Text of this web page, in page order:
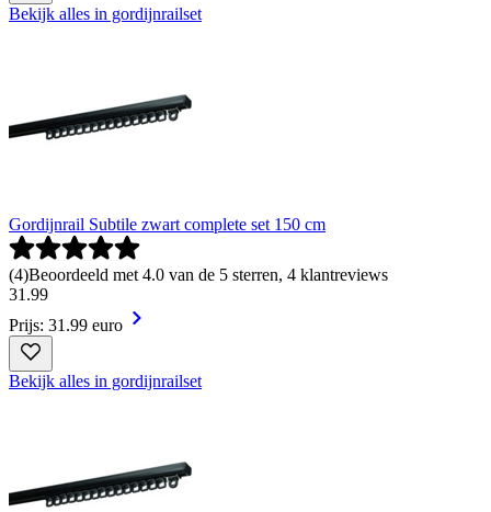
Bekijk alles in gordijnrailset
Gordijnrail Subtile zwart complete set 150 cm
(4)Beoordeeld met 4.0 van de 5 sterren, 4 klantreviews
31 .99
Prijs: 31.99 euro
Bekijk alles in gordijnrailset